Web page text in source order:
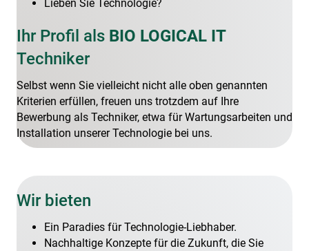
Lieben Sie Technologie?
Ihr Profil als BIO LOGICAL IT
Techniker
Selbst wenn Sie vielleicht nicht alle oben genannten
Kriterien erfüllen, freuen uns trotzdem auf Ihre
Bewerbung als Techniker, etwa für Wartungsarbeiten und
Installation unserer Technologie bei uns.
Wir bieten
Ein Paradies für Technologie-Liebhaber.
Nachhaltige Konzepte für die Zukunft, die Sie